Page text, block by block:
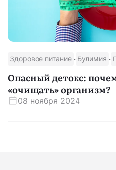
Здоровое питание · Булимия ·
Опасный детокс:
«очищать» организм?
08 ноября 2024